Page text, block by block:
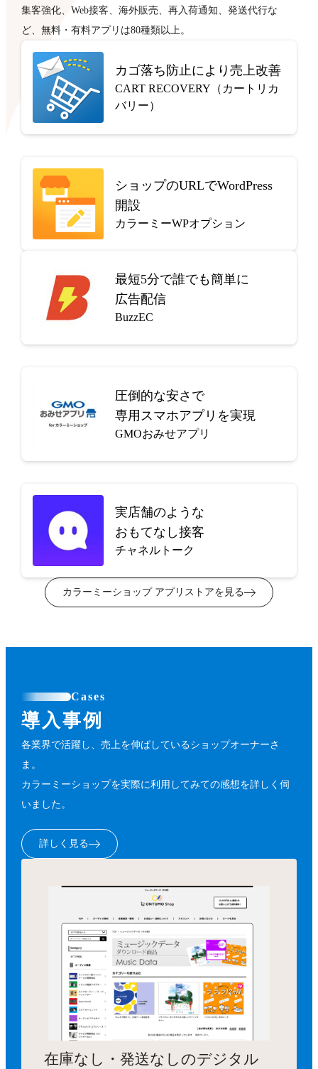
集客強化、Web接客、海外販売、再入荷通知、発送代行な
ど、無料・有料アプリは80種類以上。
カゴ落ち防止により売上改善
CART RECOVERY（カートリカ
バリー）
ショップのURLでWordPress
開設
カラーミーWPオプション
最短5分で誰でも簡単に
広告配信
BuzzEC
圧倒的な安さで
専用スマホアプリを実現
GMOおみせアプリ
実店舗のような
おもてなし接客
チャネルトーク
カラーミーショップ アプリストアを見る
Cases
導入事例
各業界で活躍し、売上を伸ばしているショップオーナーさ
ま。
カラーミーショップを実際に利用してみての感想を詳しく伺
いました。
詳しく見る
在庫なし・発送なしのデジタル